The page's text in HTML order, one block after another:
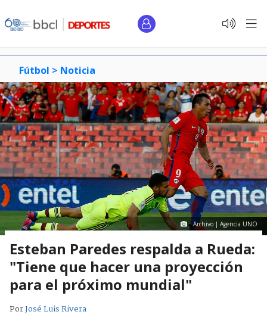
Fútbol > Noticia
Archivo | Agencia UNO
Esteban Paredes respalda a Rueda:
"Tiene que hacer una proyección
para el próximo mundial"
PorJosé Luis Rivera